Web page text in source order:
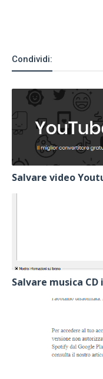
Condividi:
Salvare video
Salvare musica CD